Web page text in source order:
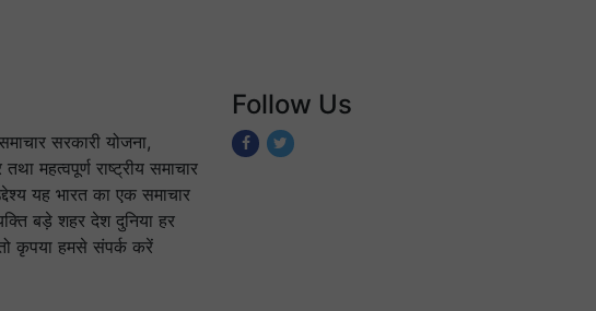
सरकारी योजना,
महत्वपूर्ण राष्ट्रीय समाचार
यह भारत का एक समाचार
बड़े शहर देश दुनिया हर
कृपया हमसे संपर्क करें
Follow Us